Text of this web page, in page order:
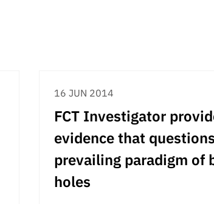
16 JUN 2014
FCT Investigator
evidence that questions
prevailing paradigm of
holes